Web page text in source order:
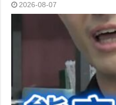
2026-08-07